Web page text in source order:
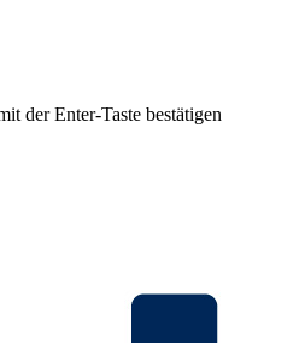
der Enter-Taste bestätigen